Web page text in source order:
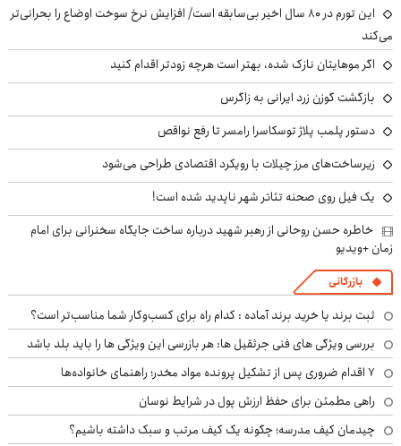
این تورم در ۸۰ سال اخیر بی‌سابقه است/ افزایش نرخ سوخت اوضاع را بحرانی‌تر
می‌کند
اگر موهایتان نازک شده، بهتر است هرچه زودتر اقدام کنید
بازگشت گوزن زرد ایرانی به زاگرس
دستور پلمب پلاژ توسکاسرا رامسر تا رفع نواقص
زیرساخت‌های مرز چیلات با رویکرد اقتصادی طراحی می‌شود
یک فیل روی صحنه تئاتر شهر ناپدید شده است!
خاطره حسن روحانی از رهبر شهید درباره ساخت جایگاه سخنرانی برای امام
زمان +ویدیو
بازرگانی
ثبت برند یا خرید برند آماده : کدام راه برای کسب‌وکار شما مناسب‌تر است؟
بررسی ویژگی های فنی جرثقیل ها: هر بازرسی این ویژگی ها را باید بلد باشد
۷ اقدام ضروری پس از تشکیل پرونده مواد مخدر؛ راهنمای خانواده‌ها
راهی مطمئن برای حفظ ارزش پول در شرایط نوسان
چیدمان کیف مدرسه؛ چگونه یک کیف مرتب و سبک داشته باشیم؟